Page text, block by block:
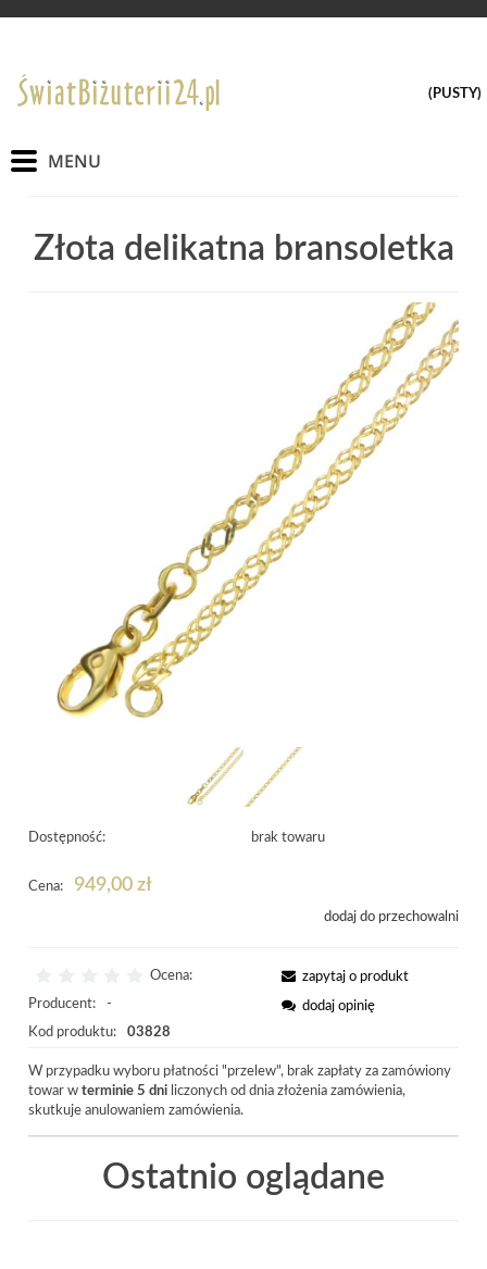
(PUSTY)
Złota delikatna bransoletka
Dostępność: brak towaru
Cena: 949,00 zł
dodaj do przechowalni
Ocena:
Producent:
-
Kod produktu:
03828
zapytaj o produkt
dodaj opinię
W przypadku wyboru płatności "przelew", brak zapłaty za zamówiony
towar w terminie 5 dni liczonych od dnia złożenia zamówienia,
skutkuje anulowaniem zamówienia.
Ostatnio oglądane